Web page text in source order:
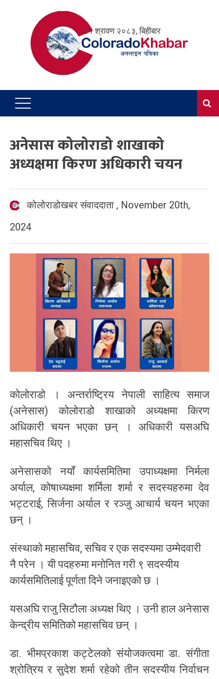
२१ श्रावण २०८३, बिहीबार
अनेसास कोलोराडो शाखाको
अध्यक्षमा किरण अधिकारी चयन
कोलोराडोखबर संवाददाता , November 20th,
2024
कोलोराडो । अन्तर्राष्ट्रिय नेपाली साहित्य समाज
(अनेसास) कोलोराडो शाखाको अध्यक्षमा किरण
अधिकारी चयन भएका छन् । अधिकारी यसअघि
महासचिव थिए ।
अनेसासको नयाँ कार्यसमितिमा उपाध्यक्षमा निर्मला
अर्याल, कोषाध्यक्षमा शर्मिला शर्मा र सदस्यहरुमा देव
भट्टराई, सिर्जना अर्याल र रञ्जु आचार्य चयन भएका
छन् ।
संस्थाको महासचिव, सचिव र एक सदस्यमा उम्मेदवारी
नै परेन । यी पदहरुमा मनोनित गरी ९ सदस्यीय
कार्यसमितिलाई पूर्णता दिने जनाइएको छ ।
यसअघि राजु सिटौला अध्यक्ष थिए । उनी हाल अनेसास
केन्द्रीय समितिको महासचिव छन् ।
डा. भीमप्रकाश कट्टेलको संयोजकत्वमा डा. संगीता
श्रोत्रिय र सुदेश शर्मा रहेको तीन सदस्यीय निर्वाचन